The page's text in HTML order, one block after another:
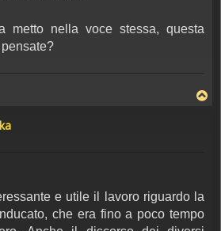
metto nella voce stessa, questa
e utile il lavoro riguardo la
che era fino a poco tempo